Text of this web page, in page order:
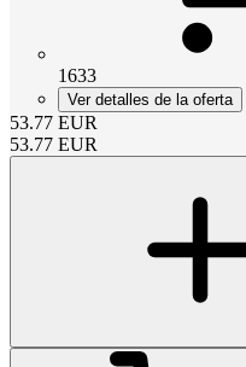
1633
Ver detalles de la oferta
53.77 EUR
53.77 EUR